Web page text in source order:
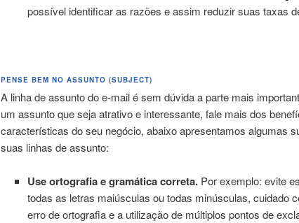
possível identificar as razões e assim reduzir suas taxas
PENSE BEM NO ASSUNTO (SUBJECT)
A linha de assunto do e-mail é sem dúvida a parte mais
um assunto que seja atrativo e interessante, fale mais dos
características do seu negócio, abaixo apresentamos algumas
suas linhas de assunto:
Use ortografia e gramática correta.Por exemplo: evite
todas as letras maiúsculas ou todas minúsculas, cuidado
erro de ortografia e a utilização de múltiplos pontos de